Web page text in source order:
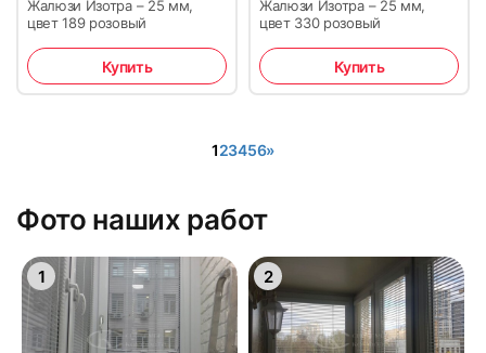
Жалюзи Изотра – 25 мм,
цвет 189 розовый
Купить
Жалюзи Изотра – 25 мм,
цвет 330 розовый
Купить
123456»
Фото наших работ
1 2